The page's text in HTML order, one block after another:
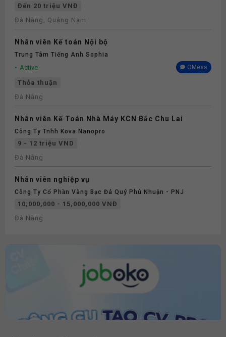
Đến 20 triệu VNĐ
Đà Nẵng, Quảng Nam
Nhân viên Kế toán Nội bộ
Trung Tâm Tiếng Anh Sophia
Active OMess
Thỏa thuận
Đà Nẵng
Nhân viên Kế Toán Nhà Máy KCN Bắc Chu Lai
Công Ty Tnhh Kova Nanopro
9 - 12 triệu VND
Đà Nẵng
Nhân viên nghiệp vụ
Công Ty Cổ Phần Vàng Bạc Đá Quý Phú Nhuận - PNJ
10,000,000 - 15,000,000 VNĐ
Đà Nẵng